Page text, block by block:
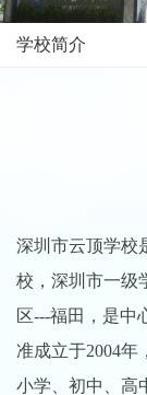
学校简介
深圳市云顶学校
校，深圳市一级
区---福田，是中
准成立于2004年
小学、初中、高